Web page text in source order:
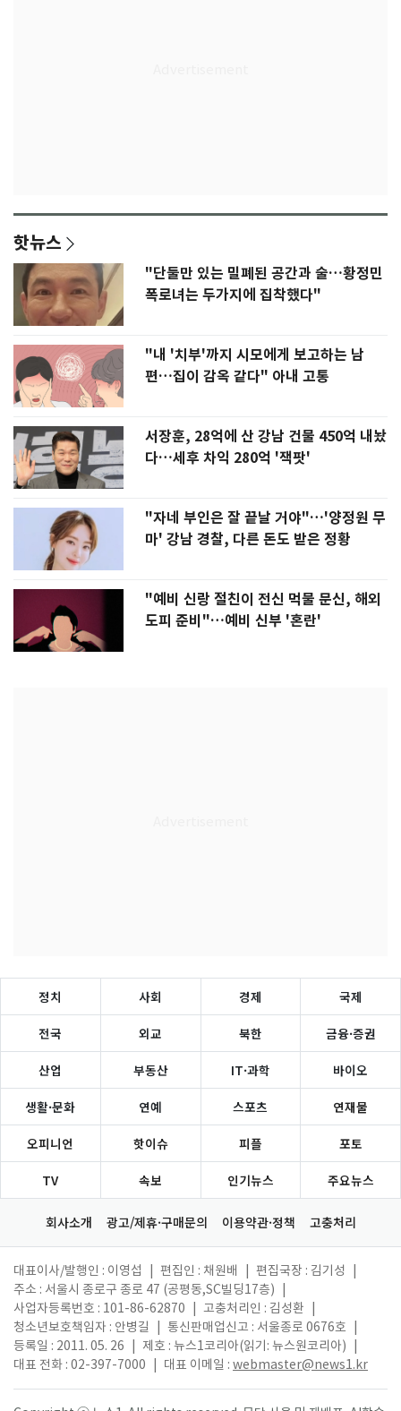
핫뉴스
"단둘만 있는 밀폐된 공간과 술…황정민
폭로녀는 두가지에 집착했다"
"내 '치부'까지 시모에게 보고하는 남
편…집이 감옥 같다" 아내 고통
서장훈, 28억에 산 강남 건물 450억 내놨
다…세후 차익 280억 '잭팟'
"자네 부인은 잘 끝날 거야"…'양정원 무
마' 강남 경찰, 다른 돈도 받은 정황
"예비 신랑 절친이 전신 먹물 문신, 해외
도피 준비"…예비 신부 '혼란'
정치 사회 경제 국제
전국 외교 북한 금융·증권
산업 부동산 IT·과학 바이오
생활·문화 연예 스포츠 연재물
오피니언 핫이슈 피플 포토
TV 속보 인기뉴스 주요뉴스
회사소개 광고/제휴·구매문의 이용약관·정책 고충처리
대표이사/발행인 : 이영섭 편집인 : 채원배 편집국장 : 김기성
주소 : 서울시 종로구 종로 47 (공평동,SC빌딩17층)
사업자등록번호 : 101-86-62870
고충처리인 : 김성환
청소년보호책임자 : 안병길
통신판매업신고 : 서울종로 0676호
등록일 : 2011. 05. 26
제호 : 뉴스1코리아(읽기: 뉴스원코리아)
대표 전화 : 02-397-7000
대표 이메일 : webmaster@news1.kr